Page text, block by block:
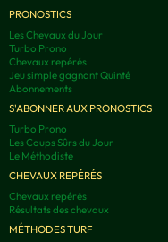
PRONOSTICS
Les Chevaux du Jour
Turbo Prono
Chevaux repérés
Jeu simple gagnant Quinté
Abonnements
S'ABONNER AUX PRONOSTICS
Turbo Prono
Les Coups Sûrs du Jour
Le Méthodiste
CHEVAUX REPÉRÉS
Chevaux repérés
Résultats des chevaux
MÉTHODES TURF